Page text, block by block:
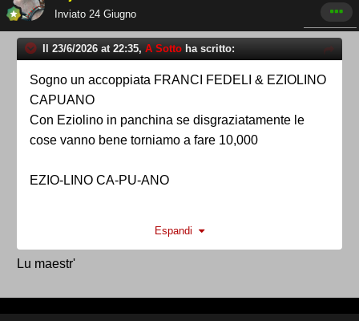
Inviato 24 Giugno
Il 23/6/2026 at 22:35, A Sotto ha scritto:
Sogno un accoppiata FRANCI FEDELI & EZIOLINO
CAPUANO
Con Eziolino in panchina se disgraziatamente le
cose vanno bene torniamo a fare 10,000
EZIO-LINO CA-PU-ANO
Espandi
Lu maestr'